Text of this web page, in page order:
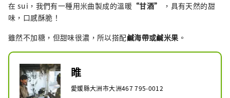
在 sui，我們有一種用米曲製成的溫暖“甘酒”
，具有天然的甜
味，口感酥脆！
雖然不加糖，但甜味很濃，所以搭配鹹海帶或鹹米果 。
睢
愛媛縣大洲市大洲467 795-0012